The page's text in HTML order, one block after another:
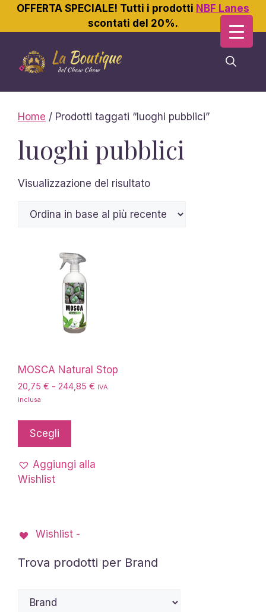
OFFERTA SPECIALE! Tutti i prodotti NBF Lanes
scontati del 20%.
contenuto
Home / Prodotti taggati “luoghi pubblici”
luoghi pubblici
Visualizzazione del risultato
MOSCA Natural Stop
20,75 € - 244,85 € Fascia
244,85 €
IVA
inclusa
Scegli
ha
più
essere
nella
Aggiungi alla
Wishlist
Wishlist -
Trova prodotti per Brand